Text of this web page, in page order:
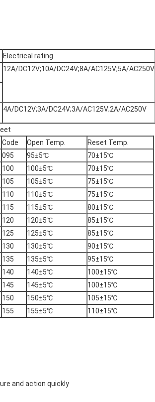
Electrical rating
12A/DC12V;10A/DC24V;8A/AC125V;5A/AC250V
4A/DC12V;3A/DC24V;3A/AC125V;2A/AC250V
Code Open Temp.
Reset Temp.
095 95±5℃
70±15℃
100 100±5℃
70±15℃
105 105±5℃
75±15℃
110 110±5℃
75±15℃
115 115±5℃
80±15℃
120 120±5℃
85±15℃
125 125±5℃
85±15℃
130 130±5℃
90±15℃
135 135±5℃
95±15℃
140 140±5℃
100±15℃
145 145±5℃
100±15℃
150 150±5℃
105±15℃
155 155±5℃ 110±15℃
and action quickly